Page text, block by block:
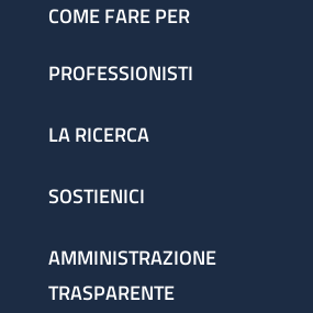
COME FARE PER
PROFESSIONISTI
LA RICERCA
SOSTIENICI
AMMINISTRAZIONE
TRASPARENTE